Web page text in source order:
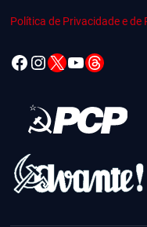
Política de Privacidade e
Facebook
Instagram
X YouTube
Threads